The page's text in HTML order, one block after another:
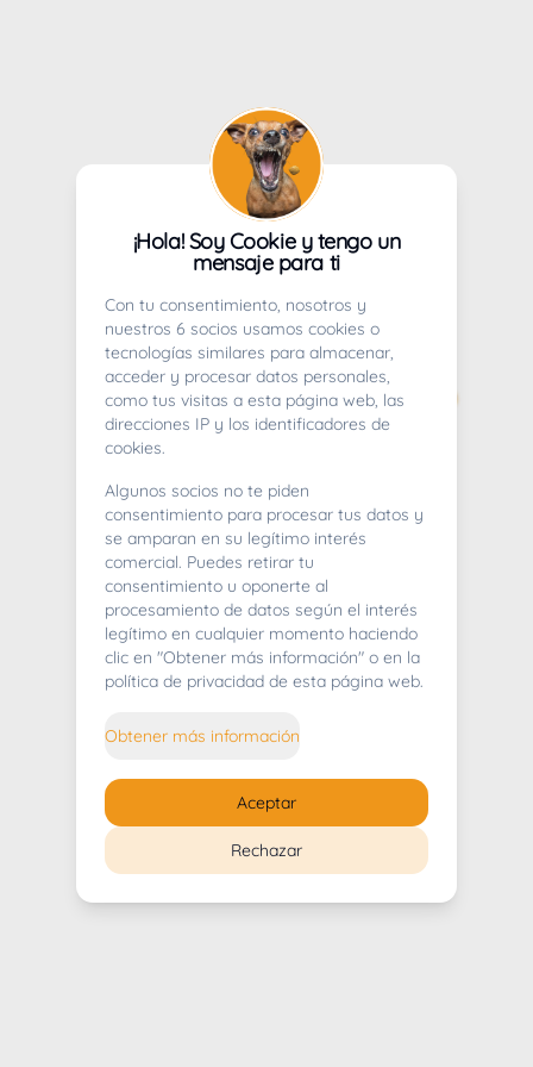
404
Whoops! Lo sentimos mucho.
¡Hola! Soy Cookie y tengo un
mensaje para ti
Con tu consentimiento, nosotros y
nuestros 6 socios usamos cookies o
tecnologías similares para almacenar,
acceder y procesar datos personales,
como tus visitas a esta página web, las
direcciones IP y los identificadores de
cookies.
Algunos socios no te piden
consentimiento para procesar tus datos y
se amparan en su legítimo interés
comercial. Puedes retirar tu
consentimiento u oponerte al
procesamiento de datos según el interés
legítimo en cualquier momento haciendo
clic en "Obtener más información" o en la
política de privacidad de esta página web.
Obtener más información
Rechazar
Aceptar